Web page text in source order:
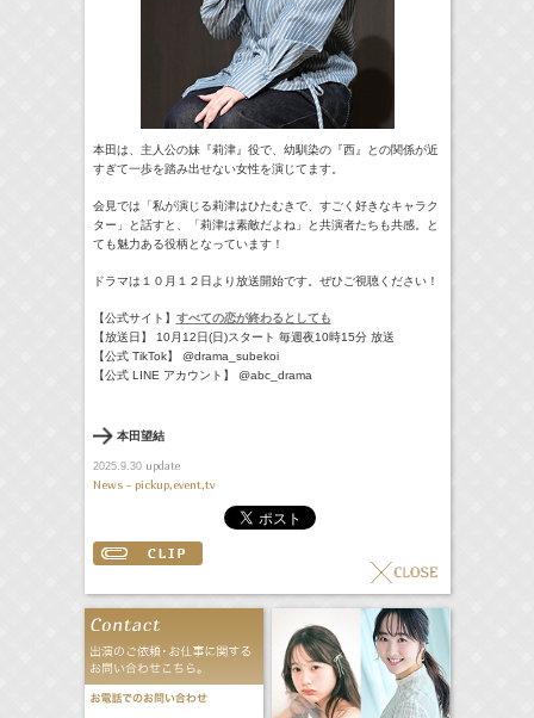
本田は、主人公の妹『莉津』役で、幼馴染の『西』との関係が近
すぎて一歩を踏み出せない女性を演じてます。
会見では「私が演じる莉津はひたむきで、すごく好きなキャラク
ター」と話すと、「莉津は素敵だよね」と共演者たちも共感。と
ても魅力ある役柄となっています！
ドラマは１０月１２日より放送開始です。ぜひご視聴ください！
【公式サイト】 すべての恋が終わるとしても
【放送日】 10月12日(日)スタート 毎週夜10時15分 放送
【公式 TikTok】 @drama_subekoi
【公式 LINE アカウント】 @abc_drama
本田望結
2025.9.30update
News - pickup,event,tv